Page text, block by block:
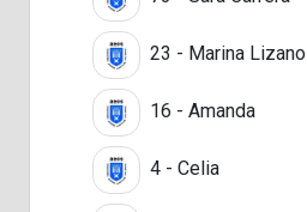
23 - Marina Lizano
16 - Amanda
4 - Celia